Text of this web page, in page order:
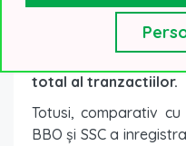
cele mai
total al tranzactiilor.
Totusi, comparativ
BBO și SSC a